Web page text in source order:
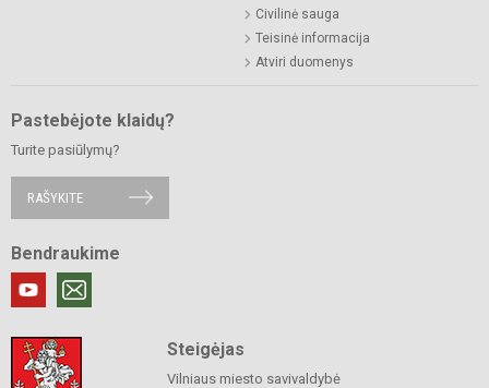
Civilinė sauga
Teisinė informacija
Atviri duomenys
Pastebėjote klaidų?
Turite pasiūlymų?
RAŠYKITE
Bendraukime
Steigėjas
Vilniaus miesto savivaldybė